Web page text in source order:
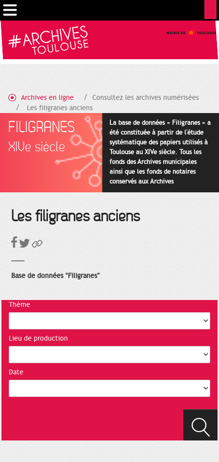
Archives en ligne
Consultez les archives numérisées
Les filigranes anciens
FILIGRANES
XIVe siècle
La base de données « Filigranes » a
été constituée à partir de l'étude
systématique des papiers utilisés à
Toulouse au XIVe siècle. Tous les
fonds des Archives municipales
ainsi que les fonds de notaires
conservés aux Archives
départementales pour cette
Les filigranes anciens
Base de données "Filigranes"
Thème
Lieu de production
Date
Gestion de vos préférences sur les cookies